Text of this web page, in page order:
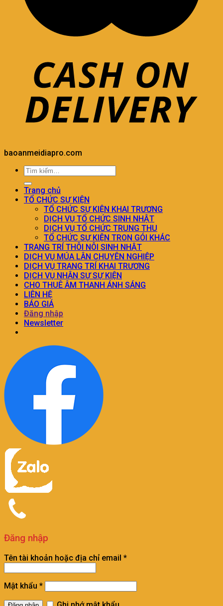
baoanmeidiapro.com
Trang chủ
TỔ CHỨC SỰ KIỆN
TỔ CHỨC SỰ KIỆN KHAI TRƯƠNG
DỊCH VỤ TỔ CHỨC SINH NHẬT
DỊCH VỤ TỔ CHỨC TRUNG THU
TỔ CHỨC SỰ KIỆN TRON GÓI KHÁC
TRANG TRÍ THÔI NÔI SINH NHẬT
DỊCH VỤ MÚA LÂN CHUYÊN NGHIỆP
DỊCH VỤ TRANG TRÍ KHAI TRƯƠNG
DỊCH VỤ NHÂN SỰ SỰ KIỆN
CHO THUÊ ÂM THANH ÁNH SÁNG
LIÊN HỆ
BÁO GIÁ
Đăng nhập
Newsletter
Đăng nhập
Tên tài khoản hoặc địa chỉ email *
Mật khẩu *